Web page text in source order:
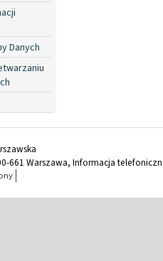
Danych
661 Warszawa, Informacja